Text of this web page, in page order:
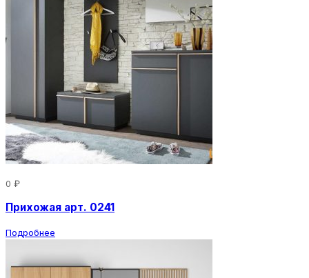
0 ₽
Прихожая арт. 0241
Подробнее